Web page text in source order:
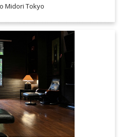
Midori Tokyo